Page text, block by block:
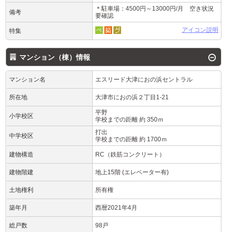
備考
＊駐車場：4500円～13000円/月 空き状況
要確認
特集 アイコン説明
マンション（棟）情報
マンション名 エスリード大津におの浜セントラル
所在地 大津市におの浜２丁目1-21
小学校区
平野
学校までの距離 約 350ｍ
中学校区
打出
学校までの距離 約 1700ｍ
建物構造 RC（鉄筋コンクリート）
建物階建 地上15階 (エレベーター有)
土地権利 所有権
築年月 西暦2021年4月
総戸数 98戸